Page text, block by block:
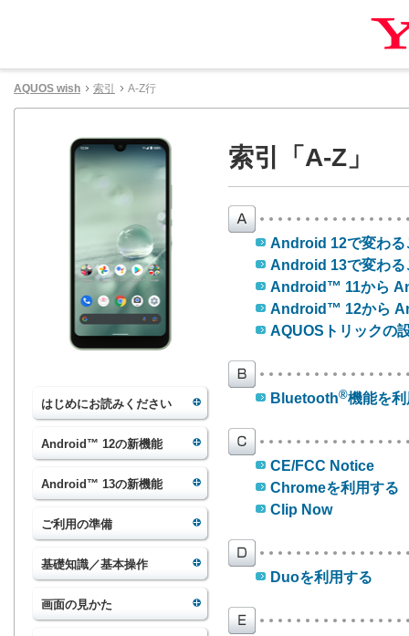
AQUOS wish 索引 A-Z行
はじめにお読みください
Android™ 12の新機能
Android™ 13の新機能
ご利用の準備
基礎知識／基本操作
画面の見かた
索引「A-Z」
Android 12で変わる
Android 13で変わる
Android™ 11から
Android™ 12から
AQUOSトリックの
Bluetooth®機能を
CE/FCC Notice
Chromeを利用する
Clip Now
Duoを利用する